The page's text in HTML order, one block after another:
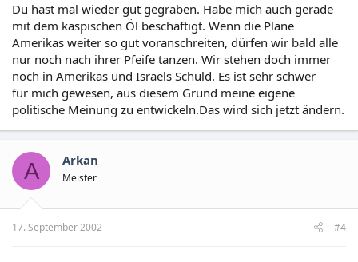
Du hast mal wieder gut gegraben. Habe mich auch gerade
mit dem kaspischen Öl beschäftigt. Wenn die Pläne
Amerikas weiter so gut voranschreiten, dürfen wir bald alle
nur noch nach ihrer Pfeife tanzen. Wir stehen doch immer
noch in Amerikas und Israels Schuld. Es ist sehr schwer
für mich gewesen, aus diesem Grund meine eigene
politische Meinung zu entwickeln.Das wird sich jetzt ändern.
A Arkan
Meister
17. September 2002 #4